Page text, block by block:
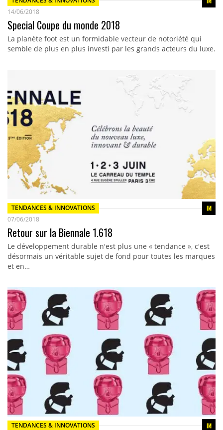
14/06/2018
Special Coupe du monde 2018
La planète foot est un formidable vecteur de notoriété qui
semble de plus en plus investi par les grands acteurs du luxe.
TENDANCES & INNOVATIONS
07/06/2018
Retour sur la Biennale 1.618
Le développement durable n'est plus une « tendance », c'est
désormais un véritable sujet de fond pour toutes les marques
et en…
TENDANCES & INNOVATIONS